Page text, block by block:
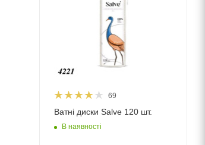
69
Ватні диски Salve 120 шт.
В наявності